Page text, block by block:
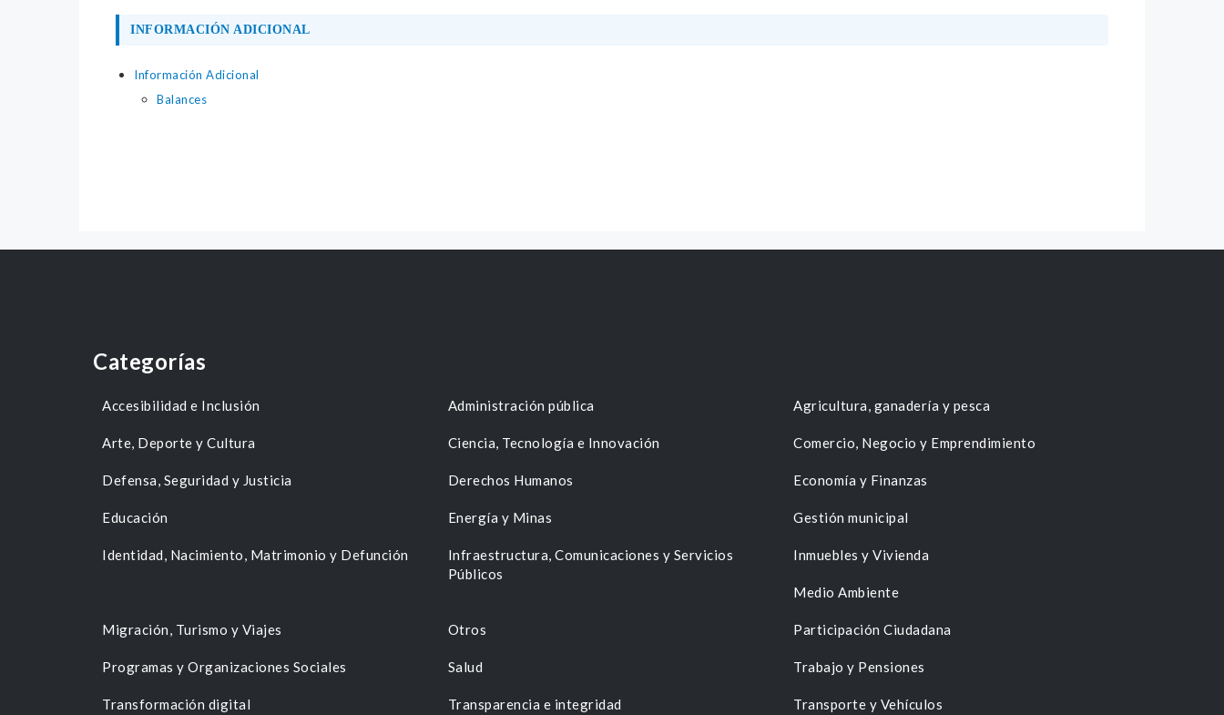
INFORMACIÓN ADICIONAL
Información Adicional
Balances
Categorías
Accesibilidad e Inclusión Administración pública Agricultura, ganadería y pesca
Arte, Deporte y Cultura Ciencia, Tecnología e Innovación Comercio, Negocio y Emprendimiento
Defensa, Seguridad y Justicia Derechos Humanos Economía y Finanzas
Educación Energía y Minas Gestión municipal
Identidad, Nacimiento, Matrimonio y Defunción
Infraestructura, Comunicaciones y Servicios
Públicos
Inmuebles y Vivienda
Medio Ambiente
Migración, Turismo y Viajes Otros Participación Ciudadana
Programas y Organizaciones Sociales Salud Trabajo y Pensiones
Transformación digital Transparencia e integridad Transporte y Vehículos